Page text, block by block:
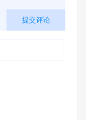
提交评论